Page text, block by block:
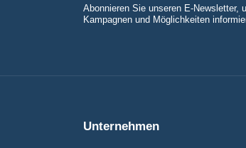
Abonnieren Sie unseren E-Newsletter,
Kampagnen und Möglichkeiten
Unternehmen